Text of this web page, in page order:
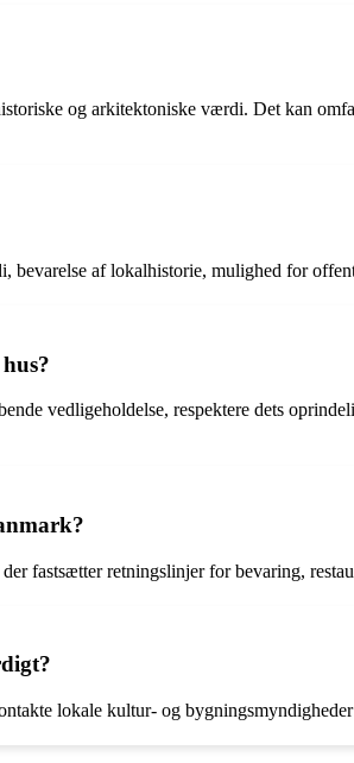
og arkitektoniske værdi. Det kan
af lokalhistorie, mulighed for
vedligeholdelse, respektere dets
fastsætter retningslinjer for bevaring,
lokale kultur- og